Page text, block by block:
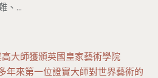
、...
大師獲頒英國皇家藝術學院
年來第一位證實大師對世界藝術的